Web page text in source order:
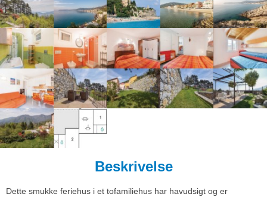
Beskrivelse
Dette smukke feriehus i et tofamiliehus har havudsigt og er